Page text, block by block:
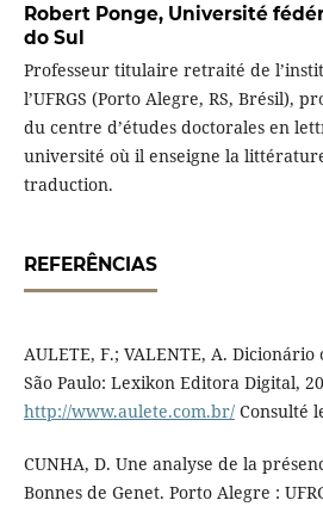
Robert Ponge, Université
do Sul
Professeur titulaire retraité de
l’UFRGS (Porto Alegre, RS, Brésil),
du centre d’études doctorales en
université où il enseigne la
traduction.
REFERÊNCIAS
AULETE, F.; VALENTE, A.
São Paulo: Lexikon Editora Digital,
http://www.aulete.com.br/Consulté
CUNHA, D. Une analyse de la
Bonnes de Genet. Porto Alegre :